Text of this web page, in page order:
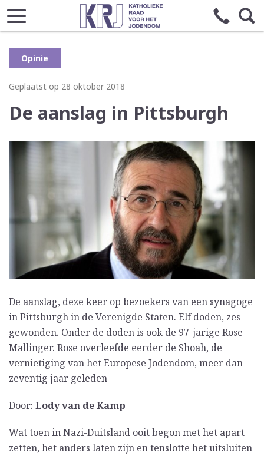
Opinie
Geplaatst op 28 oktober 2018
De aanslag in Pittsburgh
De aanslag, deze keer op bezoekers van een synagoge
in Pittsburgh in de Verenigde Staten. Elf doden, zes
gewonden. Onder de doden is ook de 97-jarige Rose
Mallinger. Rose overleefde eerder de Shoah, de
vernietiging van het Europese Jodendom, meer dan
zeventig jaar geleden
Door: Lody van de Kamp
Wat toen in Nazi-Duitsland ooit begon met het apart
zetten, het anders laten zijn en tenslotte het uitsluiten